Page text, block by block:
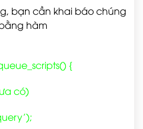
bạn cần khai báo chúng
hàm
{
có)